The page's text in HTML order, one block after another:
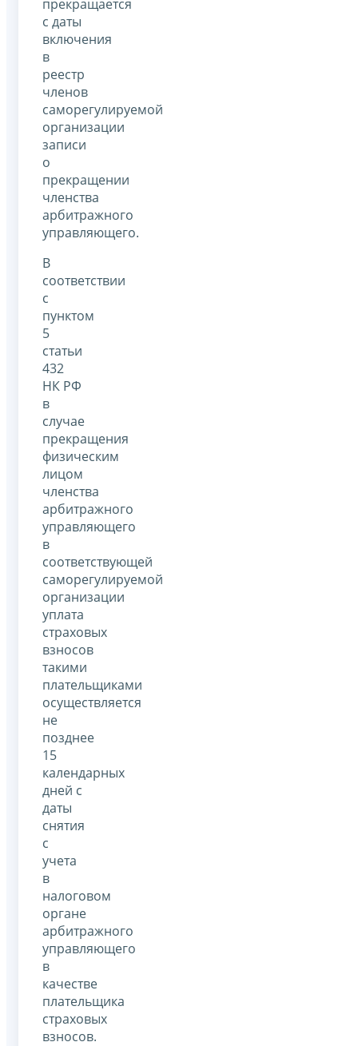
прекращается
с даты
включения
в
реестр
членов
саморегулируемой
организации
записи
о
прекращении
членства
арбитражного
управляющего.
В
соответствии
с
пунктом
5
статьи
432
НК РФ
в
случае
прекращения
физическим
лицом
членства
арбитражного
управляющего
в
соответствующей
саморегулируемой
организации
уплата
страховых
взносов
такими
плательщиками
осуществляется
не
позднее
15
календарных
дней с
даты
снятия
с
учета
в
налоговом
органе
арбитражного
управляющего
в
качестве
плательщика
страховых
взносов.